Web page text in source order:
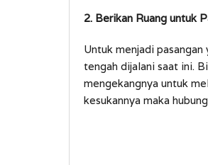
2. Berikan Ruang untuk
Untuk menjadi
tengah dijalani saat ini.
mengekangnya untuk
kesukannya maka